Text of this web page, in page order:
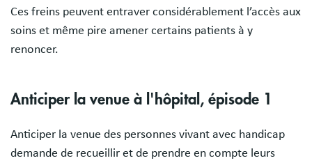
Ces freins peuvent entraver considérablement l’accès aux
soins et même pire amener certains patients à y
renoncer.
Anticiper la venue à l'hôpital, épisode 1
Anticiper la venue des personnes vivant avec handicap
demande de recueillir et de prendre en compte leurs